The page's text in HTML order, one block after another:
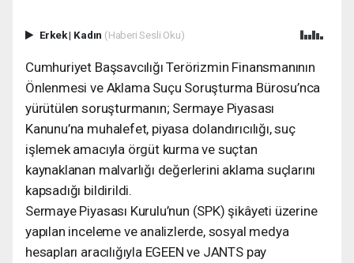
Erkek| Kadın (Haberi Sesli Oku)
Cumhuriyet Başsavcılığı Terörizmin Finansmanının
Önlenmesi ve Aklama Suçu Soruşturma Bürosu’nca
yürütülen soruşturmanın; Sermaye Piyasası
Kanunu’na muhalefet, piyasa dolandırıcılığı, suç
işlemek amacıyla örgüt kurma ve suçtan
kaynaklanan malvarlığı değerlerini aklama suçlarını
kapsadığı bildirildi.
Sermaye Piyasası Kurulu’nun (SPK) şikâyeti üzerine
yapılan inceleme ve analizlerde, sosyal medya
hesapları aracılığıyla EGEEN ve JANTS pay